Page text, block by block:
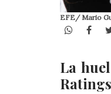
EFE/ Mario
La